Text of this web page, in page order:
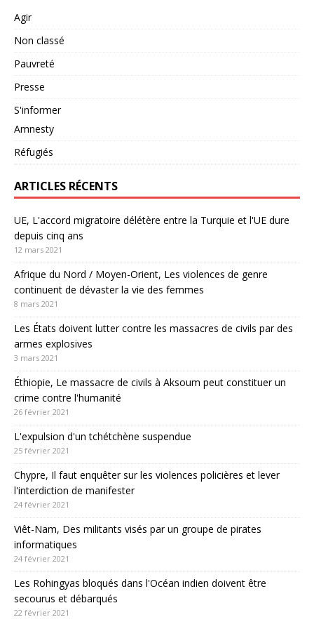
Agir
Non classé
Pauvreté
Presse
S'informer
Amnesty
Réfugiés
ARTICLES RÉCENTS
UE, L'accord migratoire délétère entre la Turquie et l'UE dure
depuis cinq ans
12 mars 2021
Afrique du Nord / Moyen-Orient, Les violences de genre
continuent de dévaster la vie des femmes
8 mars 2021
Les États doivent lutter contre les massacres de civils par des
armes explosives
3 mars 2021
Éthiopie, Le massacre de civils à Aksoum peut constituer un
crime contre l'humanité
26 février 2021
L'expulsion d'un tchétchène suspendue
25 février 2021
Chypre, Il faut enquêter sur les violences policières et lever
l'interdiction de manifester
24 février 2021
Viêt-Nam, Des militants visés par un groupe de pirates
informatiques
24 février 2021
Les Rohingyas bloqués dans l'Océan indien doivent être
secourus et débarqués
22 février 2021